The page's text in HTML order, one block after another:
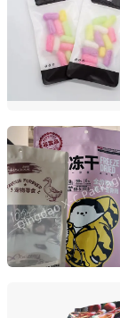
Jiangsu,
Qingdao
Shandong,
Chaozhou